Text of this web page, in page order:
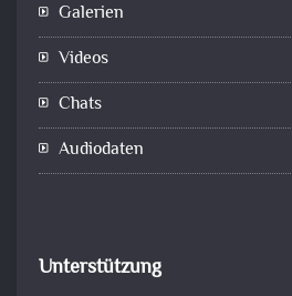
Galerien
Videos
Chats
Audiodaten
Unterstützung